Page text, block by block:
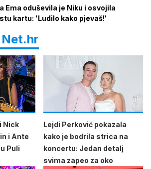
Ema oduševila je Niku i osvojila
kartu: 'Ludilo kako pjevaš!'
Net.hr
Nick
i Ante
Puli
Lejdi Perković pokazala
kako je bodrila strica na
koncertu: Jedan detalj
svima zapeo za oko